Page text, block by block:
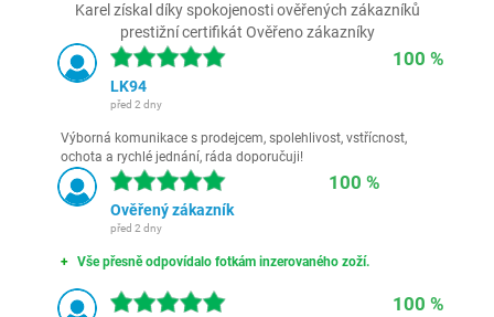
Karel získal díky spokojenosti ověřených zákazníků
prestižní certifikát Ověřeno zákazníky
100 %
LK94
před 2 dny
Výborná komunikace s prodejcem, spolehlivost, vstřícnost,
ochota a rychlé jednání, ráda doporučuji!
100 %
Ověřený zákazník
před 2 dny
Vše přesně odpovídalo fotkám inzerovaného zoží.
100 %